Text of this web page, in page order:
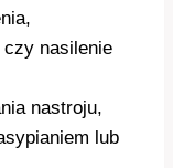
nasilenie
nastroju,
lub